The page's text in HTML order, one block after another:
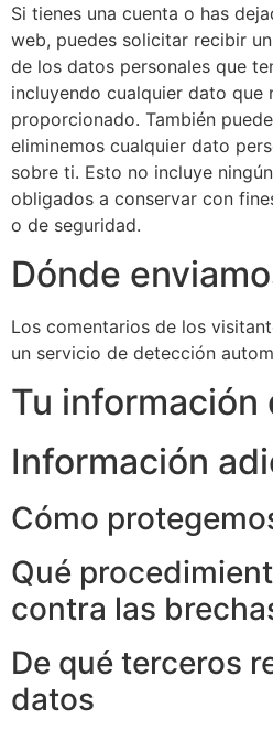
Si tienes una cuenta o has
web, puedes solicitar recibir
de los datos personales que
incluyendo cualquier dato que
proporcionado. También
eliminemos cualquier dato
sobre ti. Esto no incluye
obligados a conservar con
o de seguridad.
Dónde
Los comentarios de los
un servicio de detección
Tu
Información
Cómo
Qué
contra las
De qué terceros
datos